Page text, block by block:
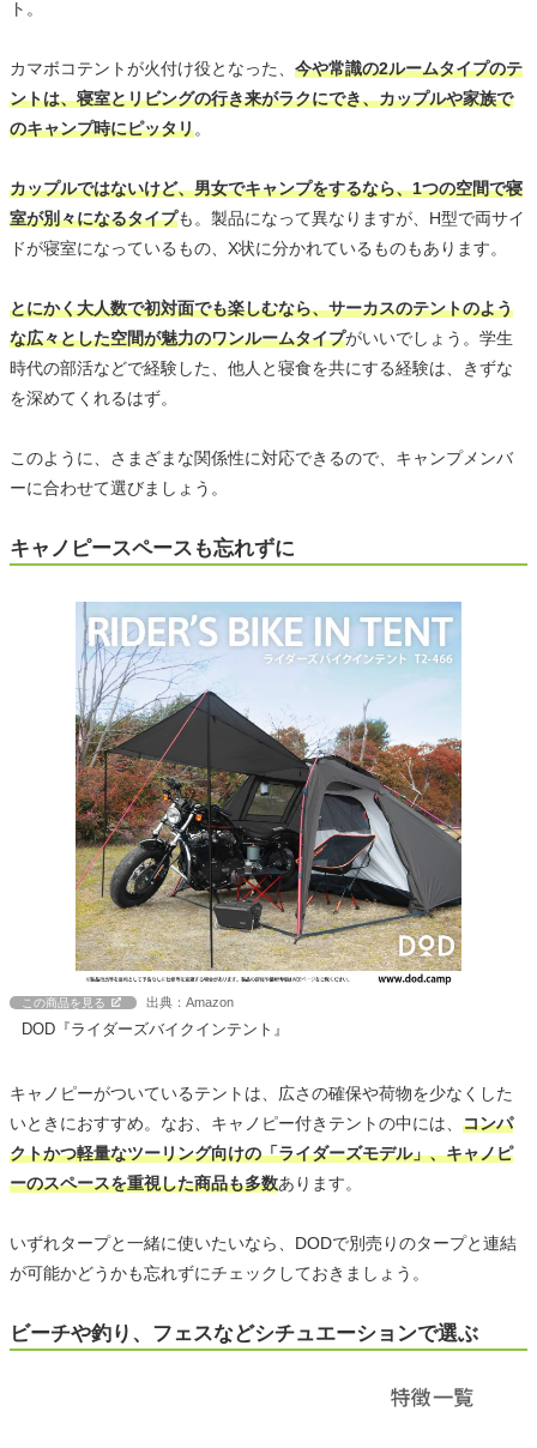
ト。
カマボコテントが火付け役となった、 今や常識の2ルームタイプのテ
ントは、寝室とリビングの行き来がラクにでき、カップルや家族で
のキャンプ時にピッタリ。
カップルではないけど、男女でキャンプをするなら、1つの空間で寝
室が別々になるタイプも。製品になって異なりますが、H型で両サイ
ドが寝室になっているもの、X状に分かれているものもあります。
とにかく大人数で初対面でも楽しむなら、サーカスのテントのよう
な広々とした空間が魅力のワンルームタイプがいいでしょう。学生
時代の部活などで経験した、他人と寝食を共にする経験は、きずな
を深めてくれるはず。
このように、さまざまな関係性に対応できるので、キャンプメンバ
ーに合わせて選びましょう。
キャノピースペースも忘れずに
この商品を見る 出典：Amazon
DOD『ライダーズバイクインテント』
キャノピーがついているテントは、広さの確保や荷物を少なくした
いときにおすすめ。なお、キャノピー付きテントの中には、 コンパ
クトかつ軽量なツーリング向けの「ライダーズモデル」、キャノピ
ーのスペースを重視した商品も多数あります。
いずれタープと一緒に使いたいなら、DODで別売りのタープと連結
が可能かどうかも忘れずにチェックしておきましょう。
ビーチや釣り、フェスなどシチュエーションで選ぶ